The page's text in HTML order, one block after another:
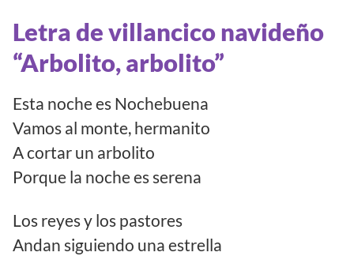
Letra de villancico navideño
“Arbolito, arbolito”
Esta noche es Nochebuena
Vamos al monte, hermanito
A cortar un arbolito
Porque la noche es serena
Los reyes y los pastores
Andan siguiendo una estrella